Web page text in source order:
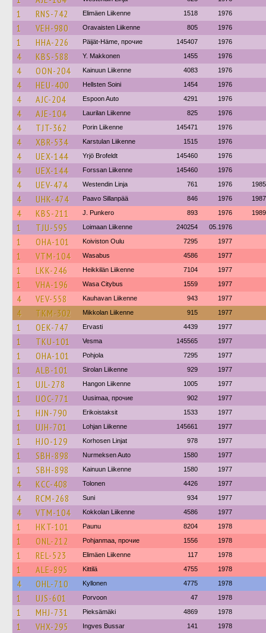
1 RNS-742 Elimäen Liikenne 1518 1976
1 VEH-980 Oravaisten Liikenne 805 1976
1 HHA-226 Päijät-Häme, прочие 145407 1976
4 KBS-588 Y. Makkonen 1455 1976
4 OON-204 Kainuun Liikenne 4083 1976
4 HEU-400 Hellsten Soini 1454 1976
4 AJC-204 Espoon Auto 4291 1976
4 AJE-104 Laurilan Liikenne 825 1976
4 TJT-362 Porin Liikenne 145471 1976
4 XBR-534 Karstulan Liikenne 1515 1976
4 UEX-144 Yrjö Brofeldt 145460 1976
4 UEX-144 Forssan Liikenne 145460 1976
4 UEV-474 Westendin Linja 761 1976 1985
4 UHK-474 Paavo Sillanpää 846 1976 1987
4 KBS-211 J. Punkero 893 1976 1989
1 TJU-595 Loimaan Liikenne 240254 05.1976
1 OHA-101 Koiviston Oulu 7295 1977
1 VTM-104 Wasabus 4586 1977
1 LKK-246 Heikkilän Liikenne 7104 1977
1 VHA-196 Wasa Citybus 1559 1977
4 VEV-558 Kauhavan Liikenne 943 1977
4 TKM-302 Mikkolan Liikenne 915 1977
1 OEK-747 Ervasti 4439 1977
1 TKU-101 Vesma 145565 1977
1 OHA-101 Pohjola 7295 1977
1 ALB-101 Sirolan Liikenne 929 1977
1 UJL-278 Hangon Liikenne 1005 1977
1 UOC-771 Uusimaa, прочие 902 1977
1 HJN-790 Erikoistaksit 1533 1977
1 UJH-701 Lohjan Liikenne 145661 1977
1 HJO-129 Korhosen Linjat 978 1977
1 SBH-898 Nurmeksen Auto 1580 1977
1 SBH-898 Kainuun Liikenne 1580 1977
4 KCC-408 Tolonen 4426 1977
4 RCM-268 Suni 934 1977
4 VTM-104 Kokkolan Liikenne 4586 1977
1 HKT-101 Paunu 8204 1978
1 ONL-212 Pohjanmaa, прочие 1556 1978
1 REL-523 Elimäen Liikenne 117 1978
1 ALE-895 Kittilä 4755 1978
4 OHL-710 Kyllonen 4775 1978
1 UJS-601 Porvoon 47 1978
1 MHJ-731 Pieksämäki 4869 1978
1 VHX-295 Ingves Bussar 141 1978